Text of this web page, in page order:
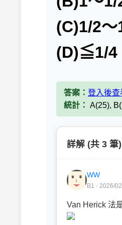
(C)1/2～
(D)≦1/4
答案： 登入後查
統計： A(25),
詳解 (共 3 筆)
WW
B1 · 2026/
Van Herick 法